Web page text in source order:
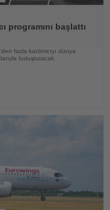
programını başlattı
fazla katılımcıyı dünya
buluşturacak